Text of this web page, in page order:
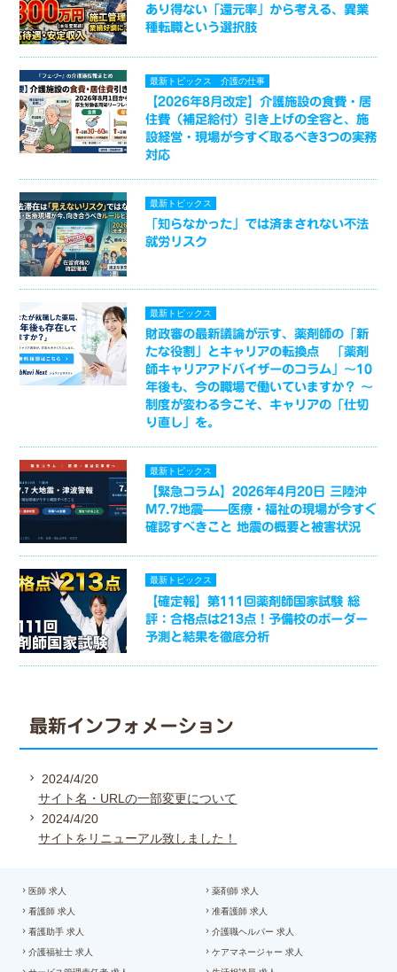
あり得ない「還元率」から考える、異業
種転職という選択肢
最新トピックス 介護の仕事
【2026年8月改定】介護施設の食費・居
住費（補足給付）引き上げの全容と、施
設経営・現場が今すぐ取るべき3つの実務
対応
最新トピックス
「知らなかった」では済まされない不法
就労リスク
最新トピックス
財政審の最新議論が示す、薬剤師の「新
たな役割」とキャリアの転換点 「薬剤
師キャリアアドバイザーのコラム」～10
年後も、今の職場で働いていますか？ ～
制度が変わる今こそ、キャリアの「仕切
り直し」を。
最新トピックス
【緊急コラム】2026年4月20日 三陸沖
M7.7地震——医療・福祉の現場が今すぐ
確認すべきこと 地震の概要と被害状況
最新トピックス
【確定報】第111回薬剤師国家試験 総
評：合格点は213点！予備校のボーダー
予測と結果を徹底分析
最新インフォメーション
2024/4/20
サイト名・URLの一部変更について
2024/4/20
サイトをリニューアル致しました！
医師 求人 薬剤師 求人
看護師 求人 准看護師 求人
看護助手 求人 介護職ヘルパー 求人
介護福祉士 求人 ケアマネージャー 求人